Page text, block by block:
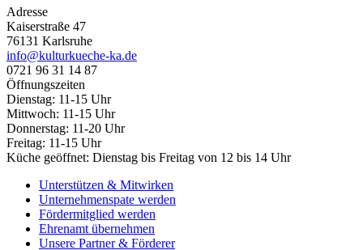
Adresse
Kaiserstraße 47
76131 Karlsruhe
info@kulturkueche-ka.de
0721 96 31 14 87
Öffnungszeiten
Dienstag: 11-15 Uhr
Mittwoch: 11-15 Uhr
Donnerstag: 11-20 Uhr
Freitag: 11-15 Uhr
Küche geöffnet: Dienstag bis Freitag von 12 bis 14 Uhr
Unterstützen & Mitwirken
Unternehmenspate werden
Fördermitglied werden
Ehrenamt übernehmen
Unsere Partner & Förderer